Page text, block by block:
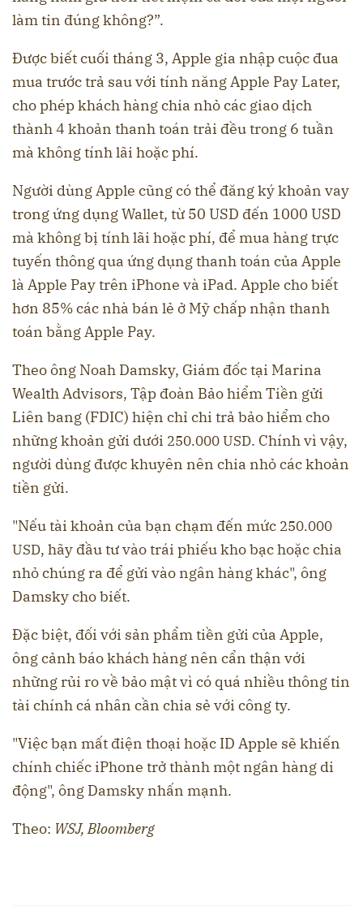
làm tin đúng không?”.
Được biết cuối tháng 3, Apple gia nhập cuộc đua
mua trước trả sau với tính năng Apple Pay Later,
cho phép khách hàng chia nhỏ các giao dịch
thành 4 khoản thanh toán trải đều trong 6 tuần
mà không tính lãi hoặc phí.
Người dùng Apple cũng có thể đăng ký khoản vay
trong ứng dụng Wallet, từ 50 USD đến 1000 USD
mà không bị tính lãi hoặc phí, để mua hàng trực
tuyến thông qua ứng dụng thanh toán của Apple
là Apple Pay trên iPhone và iPad. Apple cho biết
hơn 85% các nhà bán lẻ ở Mỹ chấp nhận thanh
toán bằng Apple Pay.
Theo ông Noah Damsky, Giám đốc tại Marina
Wealth Advisors, Tập đoàn Bảo hiểm Tiền gửi
Liên bang (FDIC) hiện chỉ chi trả bảo hiểm cho
những khoản gửi dưới 250.000 USD. Chính vì vậy,
người dùng được khuyên nên chia nhỏ các khoản
tiền gửi.
"Nếu tài khoản của bạn chạm đến mức 250.000
USD, hãy đầu tư vào trái phiếu kho bạc hoặc chia
nhỏ chúng ra để gửi vào ngân hàng khác", ông
Damsky cho biết.
Đặc biệt, đối với sản phẩm tiền gửi của Apple,
ông cảnh báo khách hàng nên cẩn thận với
những rủi ro về bảo mật vì có quá nhiều thông tin
tài chính cá nhân cần chia sẻ với công ty.
"Việc bạn mất điện thoại hoặc ID Apple sẽ khiến
chính chiếc iPhone trở thành một ngân hàng di
động", ông Damsky nhấn mạnh.
Theo: WSJ, Bloomberg